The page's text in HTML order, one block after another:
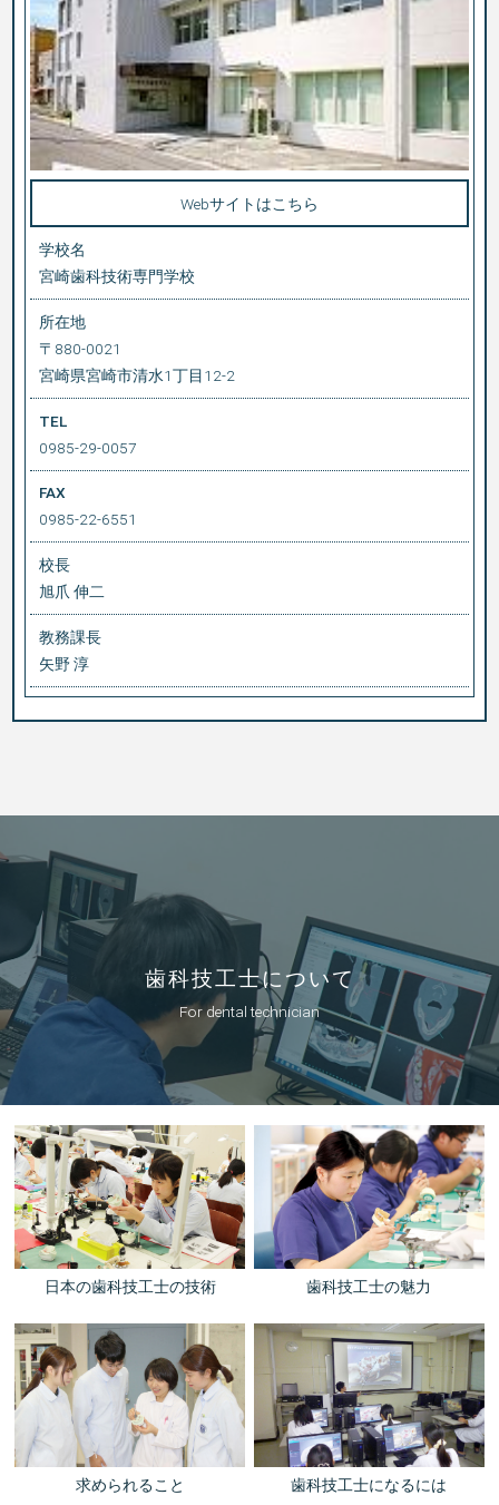
Webサイトはこちら
学校名
宮崎歯科技術専門学校
所在地
〒880-0021
宮崎県宮崎市清水1丁目12-2
TEL
0985-29-0057
FAX
0985-22-6551
校長
旭爪 伸二
教務課長
矢野 淳
歯科技工士について
For dental technician
日本の歯科技工士の技術 歯科技工士の魅力
求められること 歯科技工士になるには